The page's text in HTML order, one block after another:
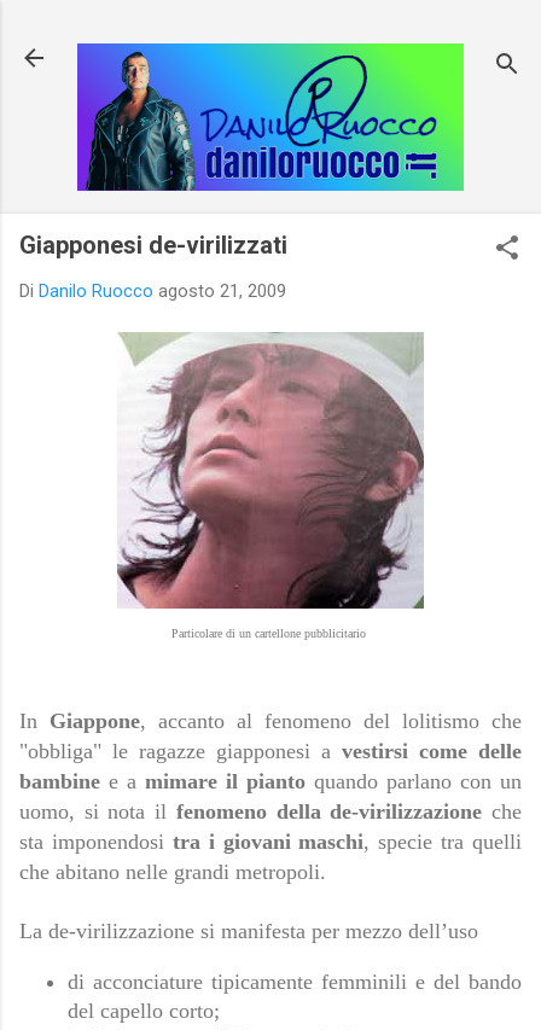
Giapponesi de-virilizzati
Di Danilo Ruocco agosto 21, 2009
Particolare di un cartellone pubblicitario
In Giappone, accanto al fenomeno del lolitismo che
"obbliga" le ragazze giapponesi a vestirsi come delle
bambine e a mimare il pianto quando parlano con un
uomo, si nota il fenomeno della de-virilizzazioneche
sta imponendosi tra i giovani maschi, specie tra quelli
che abitano nelle grandi metropoli.
La de-virilizzazione si manifesta per mezzo dell’uso
di acconciature tipicamente femminili e del bando
del capello corto;